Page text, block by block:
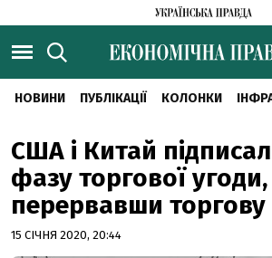
НОВИНИ ПУБЛІКАЦІЇ КОЛОНКИ
США і Китай
фазу торгової угоди,
перервавши торгову
15 СІЧНЯ 2020, 20:44